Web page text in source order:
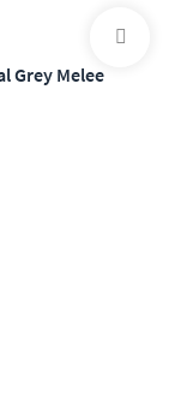
Grey Melee